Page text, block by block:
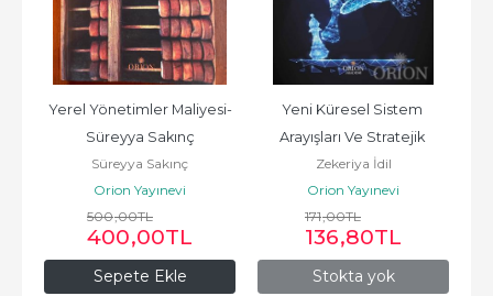
Sepete Ekle
Yerel Yönetimler Maliyesi-
Süreyya Sakınç
Süreyya Sakınç
Orion Yayınevi
500,00TL
400,00TL
Stokta yok
Yeni Küresel Sistem
Arayışları Ve Stratejik
İstihbarat-Zekeriya İdil
Zekeriya İdil
Orion Yayınevi
171,00TL
136,80TL